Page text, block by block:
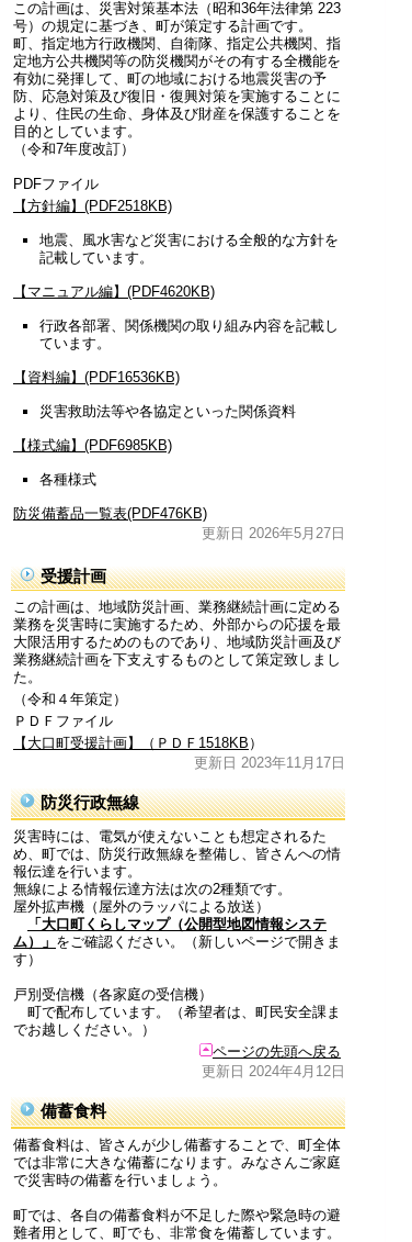
この計画は、災害対策基本法（昭和36年法律第 223
号）の規定に基づき、町が策定する計画です。
町、指定地方行政機関、自衛隊、指定公共機関、指
定地方公共機関等の防災機関がその有する全機能を
有効に発揮して、町の地域における地震災害の予
防、応急対策及び復旧・復興対策を実施することに
より、住民の生命、身体及び財産を保護することを
目的としています。
（令和7年度改訂）
PDFファイル
【方針編】(PDF2518KB)
地震、風水害など災害における全般的な方針を
記載しています。
【マニュアル編】(PDF4620KB)
行政各部署、関係機関の取り組み内容を記載し
ています。
【資料編】(PDF16536KB)
災害救助法等や各協定といった関係資料
【様式編】(PDF6985KB)
各種様式
防災備蓄品一覧表(PDF476KB)
更新日 2026年5月27日
受援計画
この計画は、地域防災計画、業務継続計画に定める
業務を災害時に実施するため、外部からの応援を最
大限活用するためのものであり、地域防災計画及び
業務継続計画を下支えするものとして策定致しまし
た。
（令和４年策定）
ＰＤＦファイル
【大口町受援計画】（ＰＤＦ1518KB ）
更新日 2023年11月17日
防災行政無線
災害時には、電気が使えないことも想定されるた
め、町では、防災行政無線を整備し、皆さんへの情
報伝達を行います。
無線による情報伝達方法は次の2種類です。
屋外拡声機（屋外のラッパによる放送）
「大口町くらしマップ（公開型地図情報システ
ム）」 をご確認ください。（新しいページで開きま
す）
戸別受信機（各家庭の受信機）
町で配布しています。（希望者は、町民安全課ま
でお越しください。）
ページの先頭へ戻る
更新日 2024年4月12日
備蓄食料
備蓄食料は、皆さんが少し備蓄することで、町全体
では非常に大きな備蓄になります。みなさんご家庭
で災害時の備蓄を行いましょう。
町では、各自の備蓄食料が不足した際や緊急時の避
難者用として、町でも、非常食を備蓄しています。